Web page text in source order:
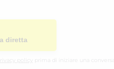
diretta
policy prima di iniziare una